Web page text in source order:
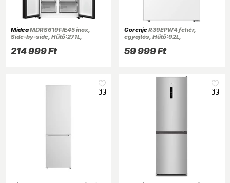
MideaMDRS619FIE45 inox,
Side-by-side, Hűtő:271L,
hűtőszekrény
214 999 Ft
GorenjeR39EPW4 fehér,
egyajtós, Hűtő:92L,
59 999 Ft